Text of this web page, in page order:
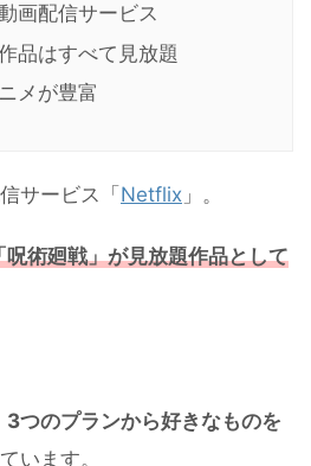
画配信サービス
品はすべて見放題
メが豊富
サービス「 Netflix 」。
術廻戦」が見放題作品として
つのプランから好きなものを
います。